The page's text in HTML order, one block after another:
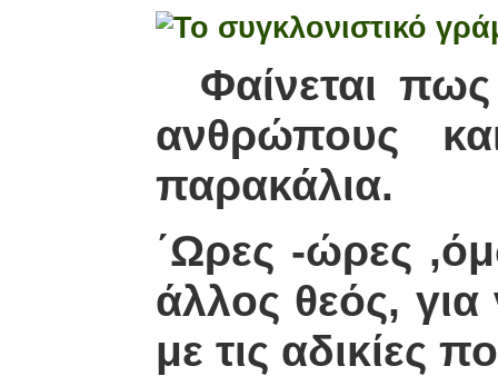
Φαίνεται πως
ανθρώπους
παρακάλια.
΄Ωρες -ώρες
άλλος θεός,
με τις αδικίες